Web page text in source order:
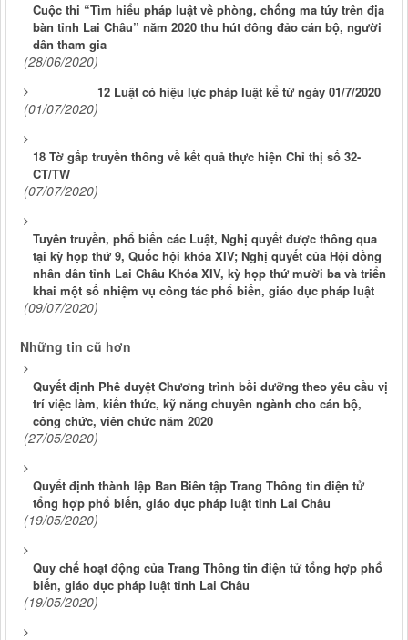
Cuộc thi “Tìm hiểu pháp luật về phòng, chống ma túy trên địa
bàn tỉnh Lai Châu” năm 2020 thu hút đông đảo cán bộ, người
dân tham gia
(28/06/2020)
12 Luật có hiệu lực pháp luật kể từ ngày 01/7/2020
(01/07/2020)
18 Tờ gấp truyền thông về kết quả thực hiện Chỉ thị số 32-
CT/TW
(07/07/2020)
Tuyên truyền, phổ biến các Luật, Nghị quyết được thông qua
tại kỳ họp thứ 9, Quốc hội khóa XIV; Nghị quyết của Hội đồng
nhân dân tỉnh Lai Châu Khóa XIV, kỳ họp thứ mười ba và triển
khai một số nhiệm vụ công tác phổ biến, giáo dục pháp luật
(09/07/2020)
Những tin cũ hơn
Quyết định Phê duyệt Chương trình bồi dưỡng theo yêu cầu vị
trí việc làm, kiến thức, kỹ năng chuyên ngành cho cán bộ,
công chức, viên chức năm 2020
(27/05/2020)
Quyết định thành lập Ban Biên tập Trang Thông tin điện tử
tổng hợp phổ biến, giáo dục pháp luật tỉnh Lai Châu
(19/05/2020)
Quy chế hoạt động của Trang Thông tin điện tử tổng hợp phổ
biến, giáo dục pháp luật tỉnh Lai Châu
(19/05/2020)